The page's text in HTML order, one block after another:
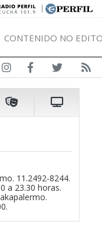
|
CONTENIDO NO
11.2492-8244.
a 23.30 horas.